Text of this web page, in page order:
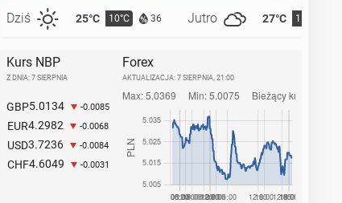
Dziś 25°C 10°C 36 Jutro 27°C 11°C
Kurs NBP
Z DNIA: 7 SIERPNIA
GBP5.0134 -0.0085
EUR4.2982 -0.0068
USD3.7236 -0.0084
CHF4.6049 -0.0031
Forex
AKTUALIZACJA: 7 SIERPNIA, 21:00